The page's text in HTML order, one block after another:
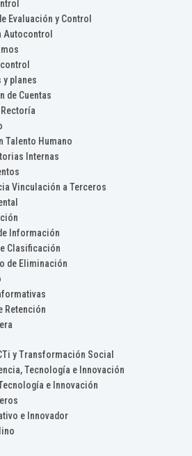
Evaluación y Control
Autocontrol
y planes
de Cuentas
Talento Humano
Internas
Vinculación a Terceros
Información
Clasificación
de Eliminación
Retención
y Transformación Social
Tecnología e Innovación
e Innovación
e Innovador